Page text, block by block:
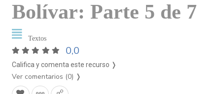
Bolívar: Parte 5 de 7
Textos
0,0
Califica y comenta este recurso ❭
Ver comentarios (0) ❭